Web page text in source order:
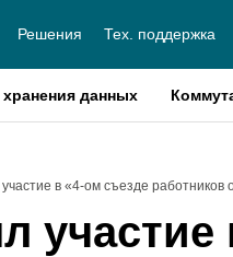
Решения Тех. поддержка
данных
в «4-ом съезде